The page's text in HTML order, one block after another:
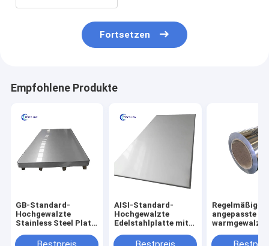
Fortsetzen
Empfohlene Produkte
GB-Standard-
Hochgewalzte
Stainless Steel Plate
von 1219 mm
AISI-Standard-
Hochgewalzte
Edelstahlplatte mit
NO.1-Finixierung
Regelmäßige/
angepasste
warmgewalzte
Lagerung und